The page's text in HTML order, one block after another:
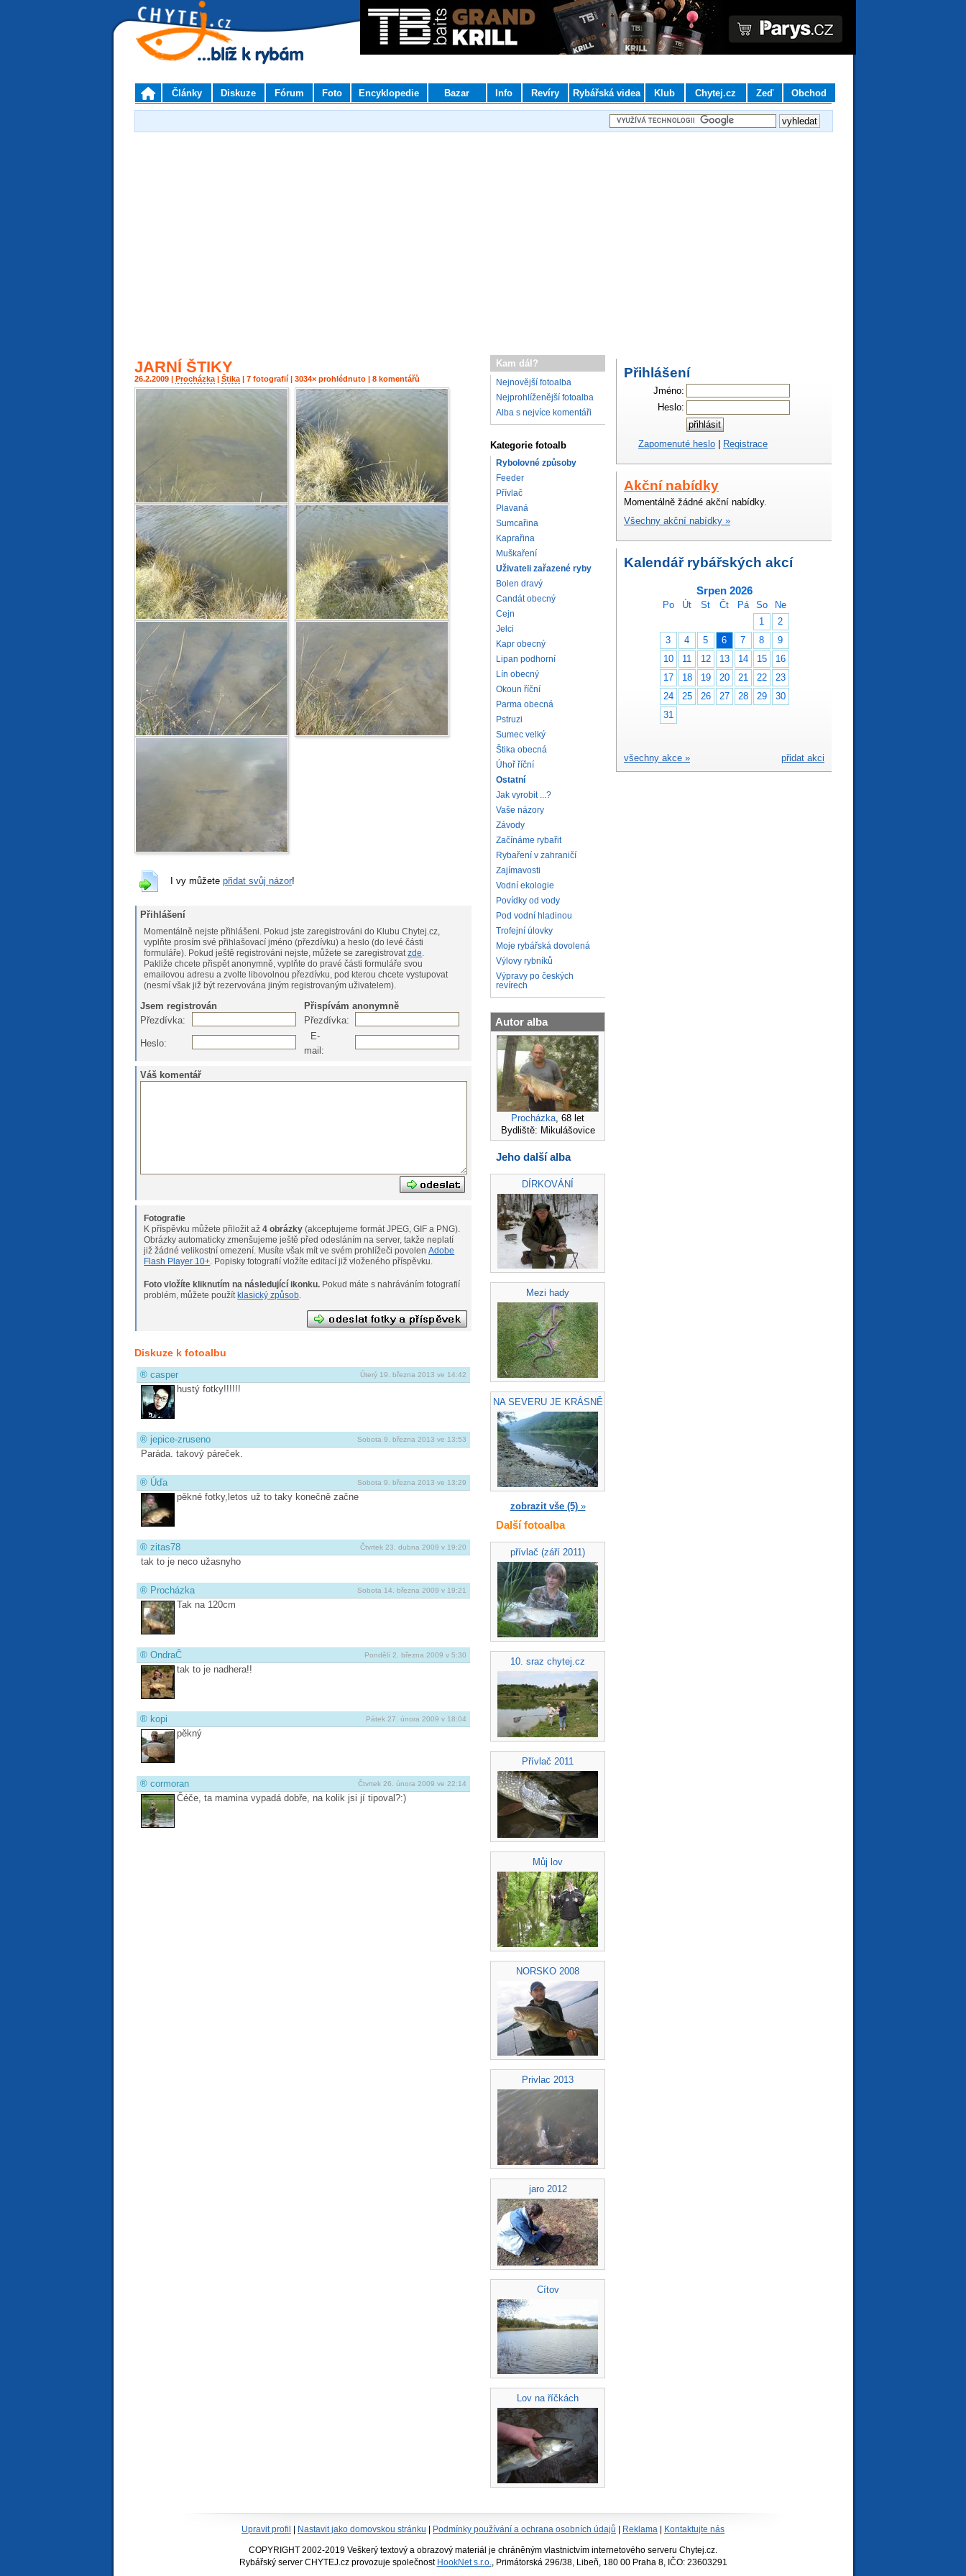
Články Diskuze Fórum Foto Encyklopedie Bazar Info Revíry Rybářská videa Klub Chytej.cz Zeď Obchod
JARNÍ ŠTIKY
26.2.2009 | Procházka | Štika | 7 fotografií | 3034× prohlédnuto | 8 komentářů
I vy můžete přidat svůj názor!
Přihlášení
Momentálně nejste přihlášeni. Pokud jste zaregistrováni do Klubu Chytej.cz,
vyplňte prosím své přihlašovací jméno (přezdívku) a heslo (do levé části
formuláře). Pokud ještě registrováni nejste, můžete se zaregistrovatzde.
Pakliže chcete přispět anonymně, vyplňte do pravé části formuláře svou
emailovou adresu a zvolte libovolnou přezdívku, pod kterou chcete vystupovat
(nesmí však již být rezervována jiným registrovaným uživatelem).
Jsem registrován
Přispívám anonymně
Přezdívka:
Přezdívka:
Heslo:
E-
mail:
Váš komentář
Fotografie
K příspěvku můžete přiložit až4 obrázky (akceptujeme formát JPEG, GIF a PNG).
Obrázky automaticky zmenšujeme ještě před odesláním na server, takže neplatí
již žádné velikostní omezení. Musíte však mít ve svém prohlížeči povolenAdobe
Flash Player 10+ . Popisky fotografií vložíte editací již vloženého příspěvku.
Foto vložíte kliknutím na následující ikonku.
problém, můžete použít klasický způsob.
Diskuze k fotoalbu
Úterý 19. března 2013 ve 14:42
® casper
hustý fotky!!!!!!
Sobota 9. března 2013 ve 13:53
® jepice-zruseno
Paráda. takový páreček.
Sobota 9. března 2013 ve 13:29
® Úďa
pěkné fotky,letos už to taky konečně začne
Čtvrtek 23. dubna 2009 v 19:20
® zitas78
tak to je neco užasnyho
Sobota 14. března 2009 v 19:21
® Procházka
Tak na 120cm
Pondělí 2. března 2009 v 5:30
® OndraČ
tak to je nadhera!!
Pátek 27. února 2009 v 18:04
® kopi
pěkný
Čtvrtek 26. února 2009 ve 22:14
® cormoran
Čéče, ta mamina vypadá dobře, na kolik jsi jí tipoval?:)
Kam dál?
Nejnovější fotoalba
Nejprohlíženější fotoalba
Alba s nejvíce komentáři
Kategorie fotoalb
Rybolovné způsoby
Feeder
Přívlač
Plavaná
Sumcařina
Kaprařina
Muškaření
Uživateli zařazené ryby
Bolen dravý
Candát obecný
Cejn
Jelci
Kapr obecný
Lipan podhorní
Lín obecný
Okoun říční
Parma obecná
Pstruzi
Sumec velký
Štika obecná
Úhoř říční
Ostatní
Jak vyrobit ...?
Vaše názory
Závody
Začínáme rybařit
Rybaření v zahraničí
Zajímavosti
Vodní ekologie
Povídky od vody
Pod vodní hladinou
Trofejní úlovky
Moje rybářská dovolená
Výlovy rybníků
Výpravy po českých
revírech
Autor alba
Procházka, 68 let
Bydliště: Mikulášovice
Jeho další alba
DÍRKOVÁNÍ
Mezi hady
NA SEVERU JE KRÁSNĚ
zobrazit vše (5)»
Další fotoalba
přívlač (září 2011)
10. sraz chytej.cz
Přívlač 2011
Můj lov
NORSKO 2008
Privlac 2013
jaro 2012
Cítov
Lov na říčkách
Přihlášení
Jméno:
Heslo:
Zapomenuté heslo | Registrace
Akční nabídky
Momentálně žádné akční nabídky.
Všechny akční nabídky »
Kalendář rybářských akcí
Srpen 2026
Po Út St Čt Pá So
Ne
1
2
3
4 5 6 7 8
9
10
11 12 13 14 15
16
17
18 19 20 21 22
23
24
25 26 27 28 29
30
31
přidat akci
všechny akce »
Upravit profil Nastavit jako domovskou stránku Podmínky používání a ochrana osobních údajů Reklama Kontaktujte nás
COPYRIGHT 2002-2019 Veškerý textový a obrazový materiál je chráněným vlastnictvím internetového serveru Chytej.cz.
Rybářský server CHYTEJ.cz provozuje společnost HookNet s.r.o. , Primátorská 296/38, Libeň, 180 00 Praha 8, IČO: 23603291